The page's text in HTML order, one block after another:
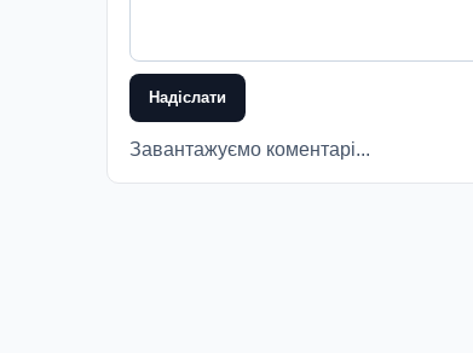
Надіслати
Завантажуємо коментарі...